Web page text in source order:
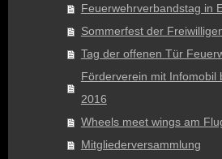
Feuerwehrverbandstag in
Sommerfest der
Tag der offenen Tür
Förderverein mit Infomobil
2016
Wheels meet wings am
Mitgliederversammlung